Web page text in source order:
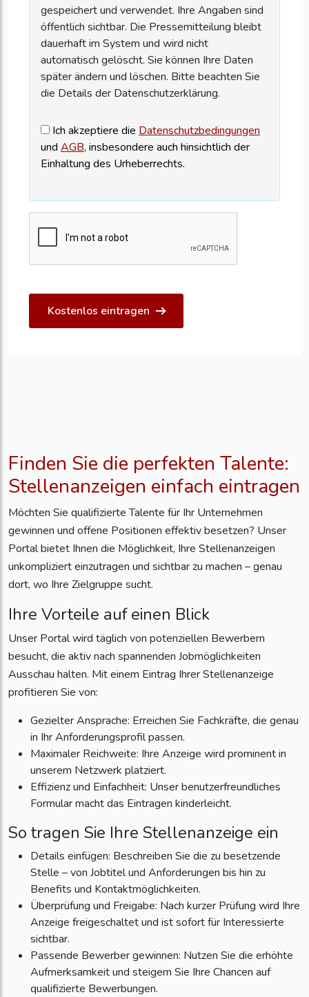
gespeichert und verwendet. Ihre Angaben sind
öffentlich sichtbar. Die Pressemitteilung bleibt
dauerhaft im System und wird nicht
automatisch gelöscht. Sie können Ihre Daten
später ändern und löschen. Bitte beachten Sie
die Details der Datenschutzerklärung.
Ich akzeptiere die Datenschutzbedingungen
und AGB, insbesondere auch hinsichtlich der
Einhaltung des Urheberrechts.
Kostenlos eintragen
Finden Sie die perfekten Talente:
Stellenanzeigen einfach eintragen
Möchten Sie qualifizierte Talente für Ihr Unternehmen
gewinnen und offene Positionen effektiv besetzen? Unser
Portal bietet Ihnen die Möglichkeit, Ihre Stellenanzeigen
unkompliziert einzutragen und sichtbar zu machen – genau
dort, wo Ihre Zielgruppe sucht.
Ihre Vorteile auf einen Blick
Unser Portal wird täglich von potenziellen Bewerbern
besucht, die aktiv nach spannenden Jobmöglichkeiten
Ausschau halten. Mit einem Eintrag Ihrer Stellenanzeige
profitieren Sie von:
Gezielter Ansprache: Erreichen Sie Fachkräfte, die genau
in Ihr Anforderungsprofil passen.
Maximaler Reichweite: Ihre Anzeige wird prominent in
unserem Netzwerk platziert.
Effizienz und Einfachheit: Unser benutzerfreundliches
Formular macht das Eintragen kinderleicht.
So tragen Sie Ihre Stellenanzeige ein
Details einfügen: Beschreiben Sie die zu besetzende
Stelle – von Jobtitel und Anforderungen bis hin zu
Benefits und Kontaktmöglichkeiten.
Überprüfung und Freigabe: Nach kurzer Prüfung wird Ihre
Anzeige freigeschaltet und ist sofort für Interessierte
sichtbar.
Passende Bewerber gewinnen: Nutzen Sie die erhöhte
Aufmerksamkeit und steigern Sie Ihre Chancen auf
qualifizierte Bewerbungen.